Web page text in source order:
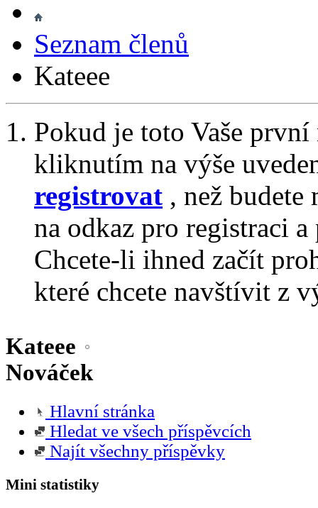
Seznam členů
Kateee
Pokud je toto Vaše
kliknutím na výše
registrovat , než
na odkaz pro registraci
Chcete-li ihned začít
které chcete navštívit z
Kateee
Nováček
Hlavní stránka
Hledat ve všech příspěvcích
Najít všechny příspěvky
Mini statistiky